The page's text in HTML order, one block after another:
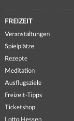
FREIZEIT
Veranstaltungen
Spielplätze
Rezepte
Meditation
Ausflugsziele
Freizeit-Tipps
Ticketshop
Lotto Hessen